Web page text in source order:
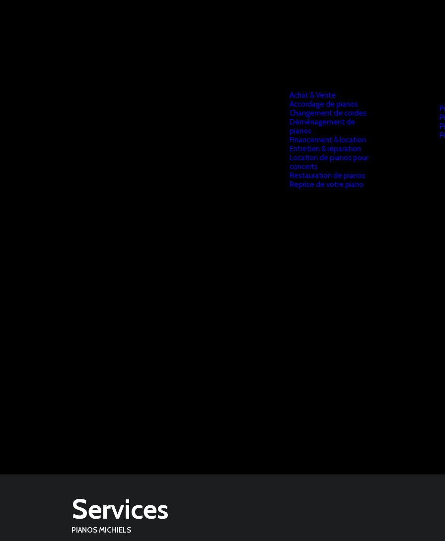
Achat & Vente
Accordage de pianos
Changement de cordes
Déménagement de
pianos
Financement & location
Entretien & réparation
Location de pianos pour
concerts
Restauration de pianos
Reprise de votre piano
Services
PIANOS MICHIELS